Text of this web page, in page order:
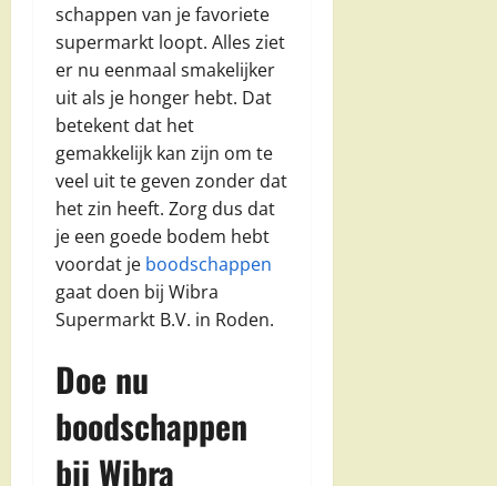
schappen van je favoriete
supermarkt loopt. Alles ziet
er nu eenmaal smakelijker
uit als je honger hebt. Dat
betekent dat het
gemakkelijk kan zijn om te
veel uit te geven zonder dat
het zin heeft. Zorg dus dat
je een goede bodem hebt
voordat je boodschappen
gaat doen bij Wibra
Supermarkt B.V. in Roden.
Doe nu
boodschappen
bij Wibra